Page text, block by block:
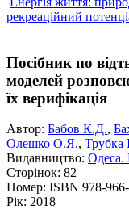
рекреаційний
Посібник по
моделей
їх верифікація
Автор: Бабов К.Д.,
Олешко О.Я., Трубка
Видавництво: Одеса.
Сторінок: 82
Номер: ISBN 978-
Рік: 2018